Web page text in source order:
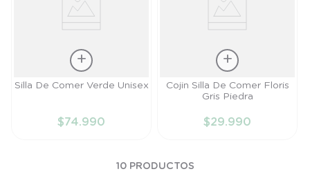
Silla De Comer Verde Unisex
$74.990
Talla
Cojin Silla De Comer Floris
Gris Piedra
$29.990
10 PRODUCTOS